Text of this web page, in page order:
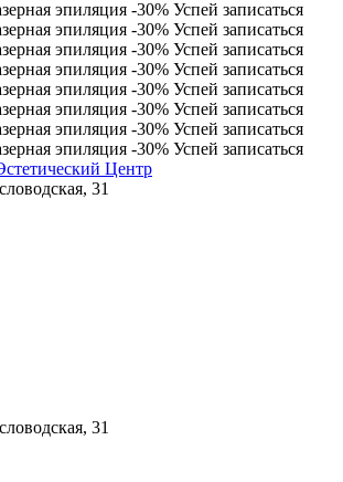
эпиляция -30% Успей записаться
эпиляция -30% Успей записаться
эпиляция -30% Успей записаться
эпиляция -30% Успей записаться
эпиляция -30% Успей записаться
эпиляция -30% Успей записаться
эпиляция -30% Успей записаться
эпиляция -30% Успей записаться
31
31